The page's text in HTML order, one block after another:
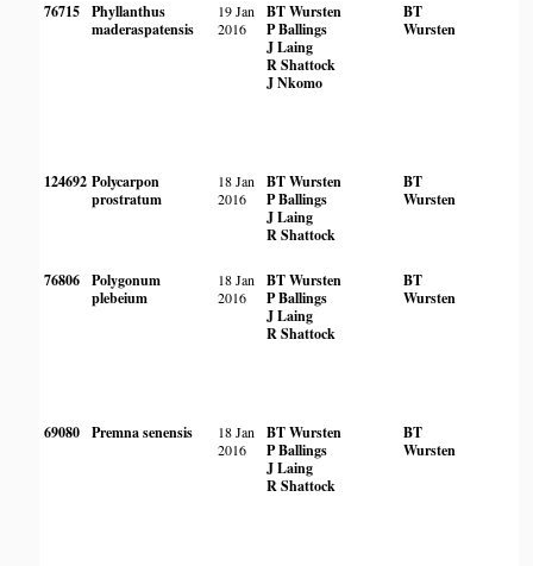
76715 Phyllanthus
maderaspatensis
19 Jan
2016
BT Wursten
P Ballings
J Laing
R Shattock
J Nkomo
BT
Wursten
124692 Polycarpon
prostratum
18 Jan
2016
BT Wursten
P Ballings
J Laing
R Shattock
BT
Wursten
76806 Polygonum
plebeium
18 Jan
2016
BT Wursten
P Ballings
J Laing
R Shattock
BT
Wursten
69080 Premna senensis
18 Jan
2016
BT Wursten
P Ballings
J Laing
R Shattock
BT
Wursten